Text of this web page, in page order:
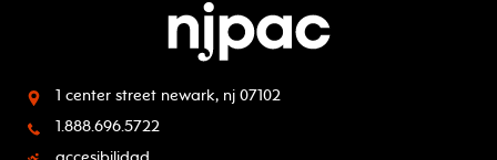
1 center street newark, nj 07102
1.888.696.5722